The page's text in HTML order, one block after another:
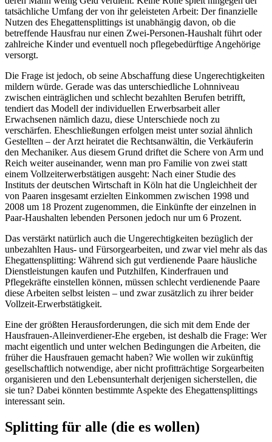
tatsächliche Umfang der von ihr geleisteten Arbeit: Der finanzielle
Nutzen des Ehegattensplittings ist unabhängig davon, ob die
betreffende Hausfrau nur einen Zwei-Personen-Haushalt führt oder
zahlreiche Kinder und eventuell noch pflegebedürftige Angehörige
versorgt.
Die Frage ist jedoch, ob seine Abschaffung diese Ungerechtigkeiten
mildern würde. Gerade was das unterschiedliche Lohnniveau
zwischen einträglichen und schlecht bezahlten Berufen betrifft,
tendiert das Modell der individuellen Erwerbsarbeit aller
Erwachsenen nämlich dazu, diese Unterschiede noch zu
verschärfen. Eheschließungen erfolgen meist unter sozial ähnlich
Gestellten – der Arzt heiratet die Rechtsanwältin, die Verkäuferin
den Mechaniker. Aus diesem Grund driftet die Schere von Arm und
Reich weiter auseinander, wenn man pro Familie von zwei statt
einem Vollzeiterwerbstätigen ausgeht: Nach einer Studie des
Instituts der deutschen Wirtschaft in Köln hat die Ungleichheit der
von Paaren insgesamt erzielten Einkommen zwischen 1998 und
2008 um 18 Prozent zugenommen, die Einkünfte der einzelnen in
Paar-Haushalten lebenden Personen jedoch nur um 6 Prozent.
Das verstärkt natürlich auch die Ungerechtigkeiten bezüglich der
unbezahlten Haus- und Fürsorgearbeiten, und zwar viel mehr als das
Ehegattensplitting: Während sich gut verdienende Paare häusliche
Dienstleistungen kaufen und Putzhilfen, Kinderfrauen und
Pflegekräfte einstellen können, müssen schlecht verdienende Paare
diese Arbeiten selbst leisten – und zwar zusätzlich zu ihrer beider
Vollzeit-Erwerbstätigkeit.
Eine der größten Herausforderungen, die sich mit dem Ende der
Hausfrauen-Alleinverdiener-Ehe ergeben, ist deshalb die Frage: Wer
macht eigentlich und unter welchen Bedingungen die Arbeiten, die
früher die Hausfrauen gemacht haben? Wie wollen wir zukünftig
gesellschaftlich notwendige, aber nicht profitträchtige Sorgearbeiten
organisieren und den Lebensunterhalt derjenigen sicherstellen, die
sie tun? Dabei könnten bestimmte Aspekte des Ehegattensplittings
interessant sein.
Splitting für alle (die es wollen)